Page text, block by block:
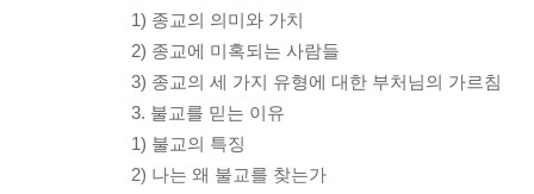
1) 종교의 의미와 가치
2) 종교에 미혹되는 사람들
3) 종교의 세 가지 유형에 대한 부처님의 가르침
3. 불교를 믿는 이유
1) 불교의 특징
2) 나는 왜 불교를 찾는가